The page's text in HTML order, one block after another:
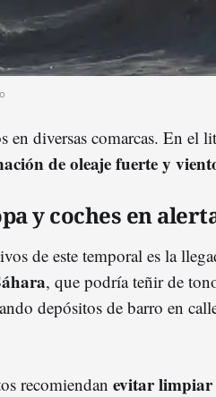
en diversas comarcas. En el
de oleaje fuerte y
y coches en
de este temporal es la
, que podría teñir de
depósitos de barro en
recomiendan evitar limpiar